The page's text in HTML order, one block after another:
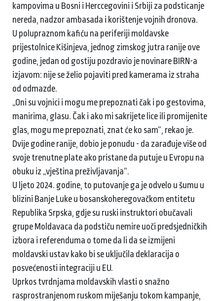
kampovima u Bosni i Herccegovini i Srbiji za podsticanje
nereda, nadzor ambasada i korištenje vojnih dronova.
U polupraznom kafiću na periferiji moldavske
prijestolnice Kišinjeva, jednog zimskog jutra ranije ove
godine, jedan od gostiju pozdravio je novinare BIRN-a
izjavom: nije se želio pojaviti pred kamerama iz straha
od odmazde.
„Oni su vojnici i mogu me prepoznati čak i po gestovima,
manirima, glasu. Čak i ako mi sakrijete lice ili promijenite
glas, mogu me prepoznati, znat će ko sam“, rekao je.
Dvije godine ranije, dobio je ponudu - da zarađuje više od
svoje trenutne plate ako pristane da putuje u Evropu na
obuku iz „vještina preživljavanja“.
U ljeto 2024. godine, to putovanje ga je odvelo u šumu u
blizini Banje Luke u bosanskoheregovačkom entitetu
Republika Srpska, gdje su ruski instruktori obučavali
grupe Moldavaca da podstiču nemire uoči predsjedničkih
izbora i referenduma o tome da li da se izmijeni
moldavski ustav kako bi se uključila deklaracija o
posvećenosti integraciji u EU.
Uprkos tvrdnjama moldavskih vlasti o snažno
rasprostranjenom ruskom miješanju tokom kampanje,